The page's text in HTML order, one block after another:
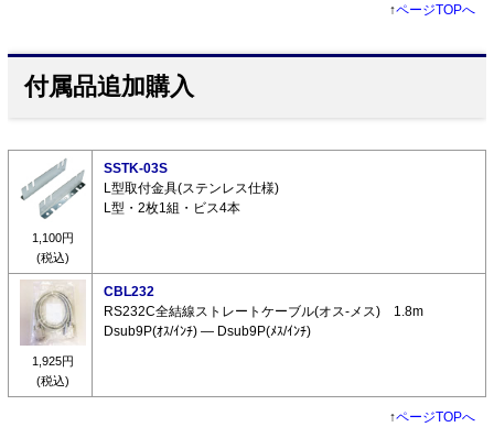
↑ページTOPへ
付属品追加購入
1,100円
(税込)
SSTK-03S
L型取付金具(ステンレス仕様)
L型・2枚1組・ビス4本
1,925円
(税込)
CBL232
RS232C全結線ストレートケーブル(オス-メス) 1.8m
Dsub9P(ｵｽ/ｲﾝﾁ) ― Dsub9P(ﾒｽ/ｲﾝﾁ)
↑ページTOPへ